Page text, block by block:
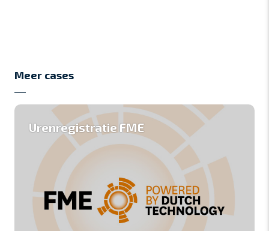
Meer cases
Urenregistratie FME